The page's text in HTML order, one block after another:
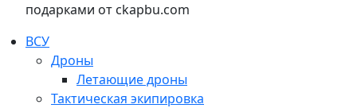
подарками от ckapbu.com
ВСУ
Дроны
Летающие дроны
Тактическая экипировка